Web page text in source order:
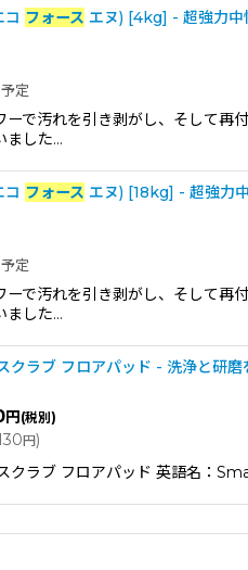
コ フォース エヌ) [4kg] - 超強力中
定
ーで汚れを引き剥がし、そして再
ました…
コ フォース エヌ) [18kg] - 超強力
定
ーで汚れを引き剥がし、そして再
ました…
クラブ フロアパッド - 洗浄と研
円(税別)
円)
クラブ フロアパッド 英語名：